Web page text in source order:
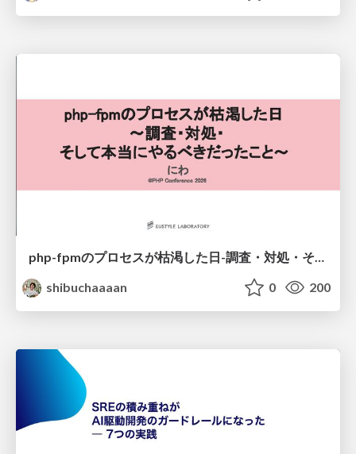
php-fpmのプロセスが枯渇した日-調査・対処・そして本当にやるべきだったこと-
shibuchaaaan
0 200